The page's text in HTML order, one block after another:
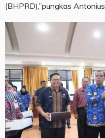
(BHPRD),”pungkas Antonius.